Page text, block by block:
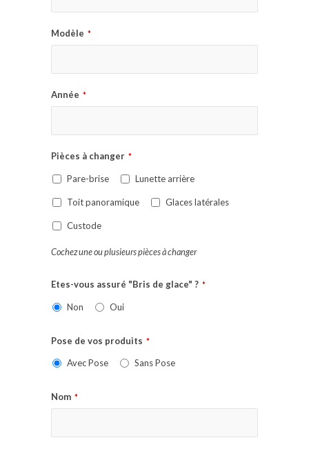
Modèle *
Année *
Pièces à changer *
Pare-brise Lunette arrière
Toit panoramique Glaces latérales
Custode
Cochez une ou plusieurs pièces à changer
Etes-vous assuré "Bris de glace" ? *
Non Oui
Pose de vos produits *
Avec Pose Sans Pose
Nom *